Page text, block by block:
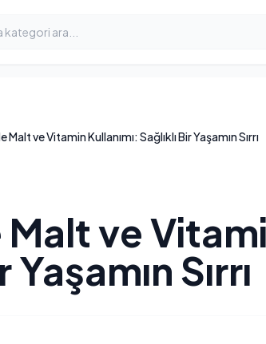
Malt ve Vitamin Kullanımı: Sağlıklı Bir Yaşamın Sırrı
ve
Yaşamın Sırrı